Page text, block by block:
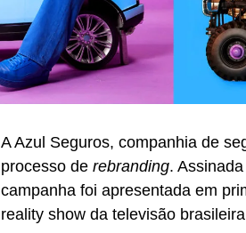
A Azul Seguros, companhia de
processo de rebranding.
campanha foi apresentada em
reality show da televisão